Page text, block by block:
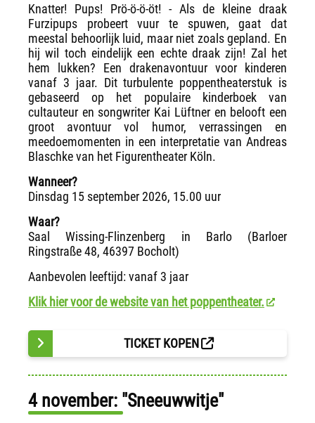
Knatter! Pups! Prö-ö-ö-öt! - Als de kleine draak
Furzipups probeert vuur te spuwen, gaat dat
meestal behoorlijk luid, maar niet zoals gepland. En
hij wil toch eindelijk een echte draak zijn! Zal het
hem lukken? Een drakenavontuur voor kinderen
vanaf 3 jaar. Dit turbulente poppentheaterstuk is
gebaseerd op het populaire kinderboek van
cultauteur en songwriter Kai Lüftner en belooft een
groot avontuur vol humor, verrassingen en
meedoemomenten in een interpretatie van Andreas
Blaschke van het Figurentheater Köln.
Wanneer?
Dinsdag 15 september 2026, 15.00 uur
Waar?
Saal Wissing-Flinzenberg in Barlo (Barloer
Ringstraße 48, 46397 Bocholt)
Aanbevolen leeftijd: vanaf 3 jaar
Klik hier voor de website van het poppentheater.
TICKET KOPEN
4 november: "Sneeuwwitje"